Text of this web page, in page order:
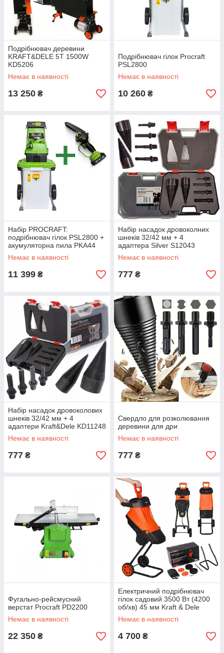
Подрібнювач деревини
KRAFT&DELE 5T 1500W
KD5206
Немає в наявності
13 250 ₴
Подрібнювач гілок Procraft
PSL2800
Немає в наявності
10 260 ₴
Набір PROCRAFT:
подрібнювач гілок PSL2800 +
акумуляторна пила PKA44
Немає в наявності
11 399 ₴
Набір насадок дровоколних
шнеків 32/42 мм + 4
адаптера Silver S12043
Немає в наявності
777 ₴
Набір насадок дровоколових
шнеків 32/42 мм + 4
адаптери Kraft&Dele KD11248
Немає в наявності
777 ₴
Свердло для розколювання
деревини для дри
Немає в наявності
777 ₴
Фугально-рейсмусний
верстат Procraft PD2200
Немає в наявності
22 350 ₴
Електричний подрібнювач
гілок садовий 3500 Вт (4200
об/хв) 45 мм Kraft & Dele
KD5210
Немає в наявності
4 700 ₴